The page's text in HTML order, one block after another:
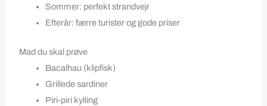
Sommer: perfekt strandvejr
Efterår: færre turister og gode priser
Mad du skal prøve
Bacalhau (klipfisk)
Grillede sardiner
Piri-piri kylling